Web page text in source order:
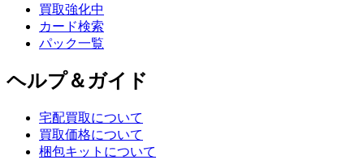
買取強化中
カード検索
パック一覧
ヘルプ＆ガイド
宅配買取について
買取価格について
梱包キットについて